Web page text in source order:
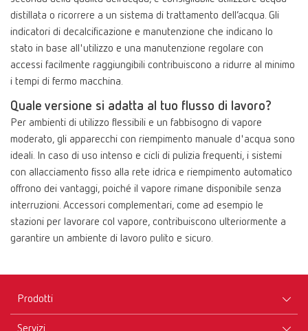
distillata o ricorrere a un sistema di trattamento dell’acqua. Gli
indicatori di decalcificazione e manutenzione che indicano lo
stato in base all'utilizzo e una manutenzione regolare con
accessi facilmente raggiungibili contribuiscono a ridurre al minimo
i tempi di fermo macchina.
Quale versione si adatta al tuo flusso di lavoro?
Per ambienti di utilizzo flessibili e un fabbisogno di vapore
moderato, gli apparecchi con riempimento manuale d'acqua sono
ideali. In caso di uso intenso e cicli di pulizia frequenti, i sistemi
con allacciamento fisso alla rete idrica e riempimento automatico
offrono dei vantaggi, poiché il vapore rimane disponibile senza
interruzioni. Accessori complementari, come ad esempio le
stazioni per lavorare col vapore, contribuiscono ulteriormente a
garantire un ambiente di lavoro pulito e sicuro.
Prodotti